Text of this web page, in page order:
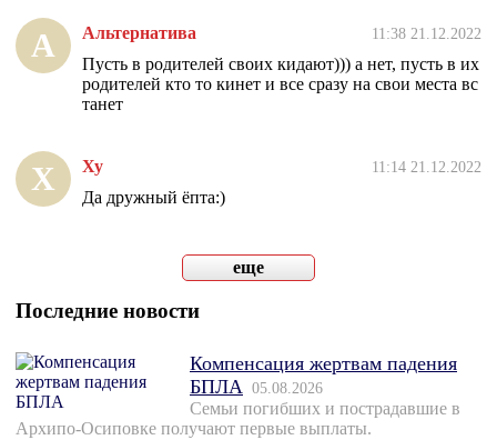
А Альтернатива 11:38 21.12.2022
Пусть в родителей своих кидают))) а нет, пусть в их
родителей кто то кинет и все сразу на свои места вс
танет
Х Ху 11:14 21.12.2022
Да дружный ёпта:)
еще
Последние новости
Компенсация жертвам падения
БПЛА 05.08.2026
Семьи погибших и пострадавшие в
Архипо-Осиповке получают первые выплаты.